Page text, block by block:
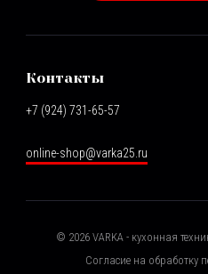
Контакты
+7 (924) 731-65-57
online-shop@varka25.ru
© 2026VARKA - кухонная
Согласие на обработку